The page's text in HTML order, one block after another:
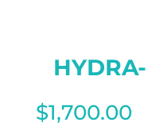
$1,700.00